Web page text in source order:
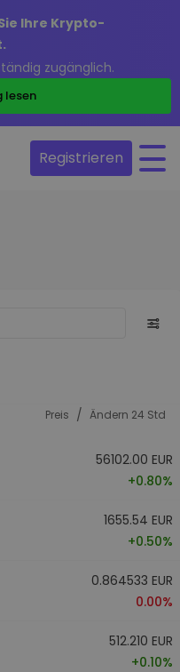
Ihre Krypto-
zugänglich.
lesen
Registrieren
Preis / Ändern 24 Std
56102.00 EUR
+0.80%
1655.54 EUR
+0.50%
0.864533 EUR
0.00%
512.210 EUR
+0.10%